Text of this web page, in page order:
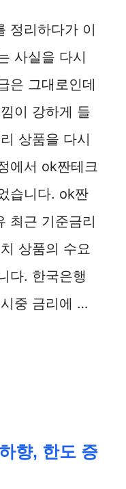
정리하다가 이
사실을 다시
은 그대로인데
이 강하게 들
상품을 다시
에서 ok짠테크
습니다. ok짠
최근 기준금리
상품의 수요
다. 한국은행
중 금리에 …
향, 한도 증